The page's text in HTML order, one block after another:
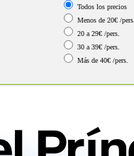
Todos los precios
Menos de 20€ /pers.
20 a 29€ /pers.
30 a 39€ /pers.
Más de 40€ /pers.